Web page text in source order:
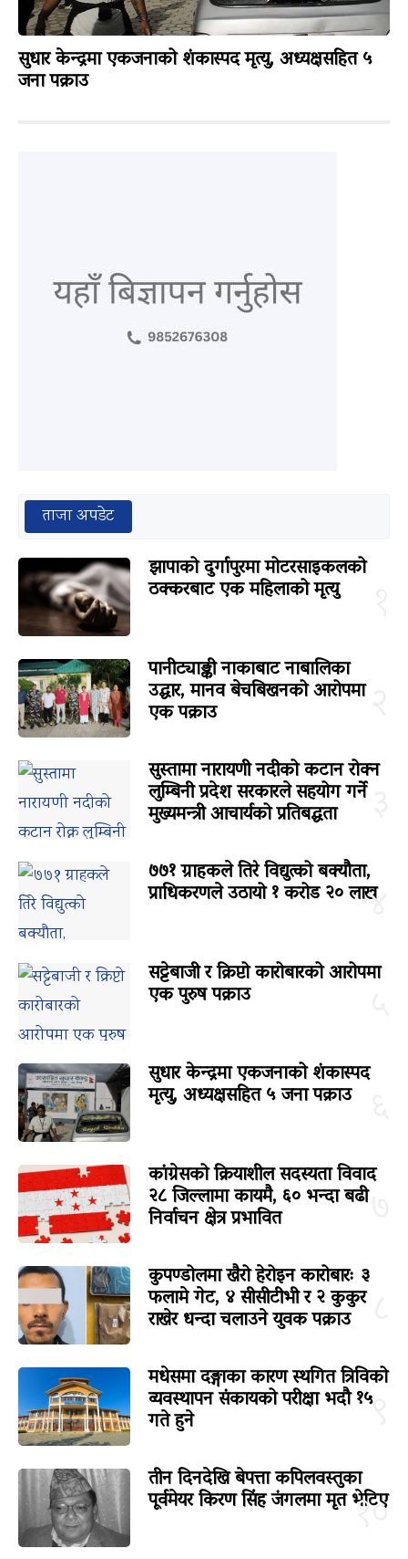
सुधार केन्द्रमा एकजनाको शंकास्पद मृत्यु, अध्यक्षसहित ५
जना पक्राउ
ताजा अपडेट
झापाको दुर्गापुरमा मोटरसाइकलको
ठक्करबाट एक महिलाको मृत्यु
पानीट्याङ्की नाकाबाट नाबालिका
उद्धार, मानव बेचबिखनको आरोपमा
एक पक्राउ
सुस्तामा नारायणी नदीको कटान रोक्न
लुम्बिनी प्रदेश सरकारले सहयोग गर्ने
मुख्यमन्त्री आचार्यको प्रतिबद्धता
४
७७१ ग्राहकले तिरे विद्युत्को बक्यौता,
प्राधिकरणले उठायो १ करोड २० लाख
सट्टेबाजी र क्रिप्टो कारोबारको आरोपमा
एक पुरुष पक्राउ
सुधार केन्द्रमा एकजनाको शंकास्पद
मृत्यु, अध्यक्षसहित ५ जना पक्राउ
७
कांग्रेसको क्रियाशील सदस्यता विवाद
२८ जिल्लामा कायमै, ६० भन्दा बढी
निर्वाचन क्षेत्र प्रभावित
कुपण्डोलमा खैरो हेरोइन कारोबारः ३
फलामे गेट, ४ सीसीटीभी र २ कुकुर
राखेर धन्दा चलाउने युवक पक्राउ
९
मधेसमा दङ्गाका कारण स्थगित त्रिविको
व्यवस्थापन संकायको परीक्षा भदौ १५
गते हुने
१०
तीन दिनदेखि बेपत्ता कपिलवस्तुका
पूर्वमेयर किरण सिंह जंगलमा मृत भेटिए